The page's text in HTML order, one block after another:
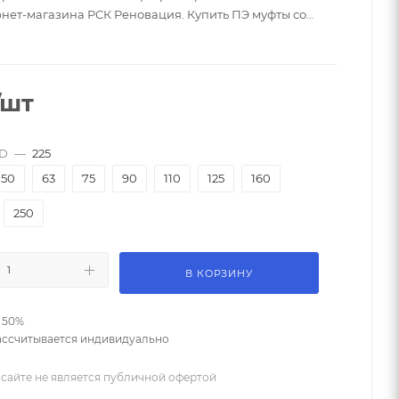
магазина РСК Реновация. Купить ПЭ муфты со
по всей России от надежного поставщика.
— 225
50 63 75 90 110 125 160
250
В КОРЗИНУ
индивидуально
не является публичной офертой